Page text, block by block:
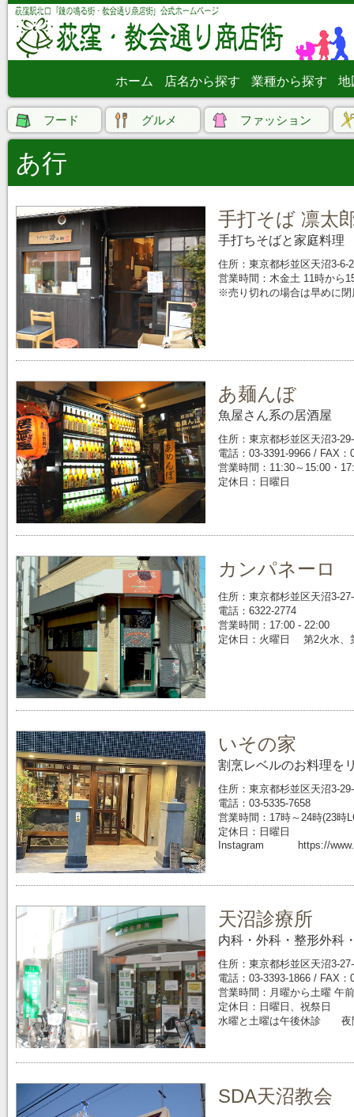
ホーム 店名から探す 業種から探す 地
フード グルメ ファッション
あ行
手打そば 凛太
手打ちそばと家庭料理
住所：東京都杉並区天沼3-6-
営業時間：木金土 11時から
※売り切れの場合は早めに
あ麺んぼ
魚屋さん系の居酒屋
住所：東京都杉並区天沼3-
電話：03-3391-9966 / FAX：
営業時間：11:30～15:00・
定休日：日曜日
カンパネーロ
住所：東京都杉並区天沼3-
電話：6322-2774
営業時間：17:00 - 22:00
定休日：火曜日 第2火水、
いその家
割烹レベルのお料理を
住所：東京都杉並区天沼3-
電話：03-5335-7658
営業時間：17時～24時(23時
定休日：日曜日
Instagram https://
天沼診療所
内科・外科・整形外科
住所：東京都杉並区天沼3-
電話：03-3393-1866 / FAX：
営業時間：月曜から土曜 午
定休日：日曜日、祝祭日
水曜と土曜は午後休診 夜
SDA天沼教会